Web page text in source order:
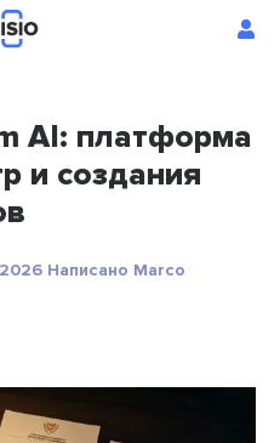
AI: платформа
и создания
Написано Marco